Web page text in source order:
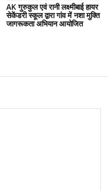
AK गुरुकुल एवं रानी लक्ष्मीबाई हायर
सेकेंडरी स्कूल द्वारा गांव में नशा मुक्ति
जागरूकता अभियान आयोजित